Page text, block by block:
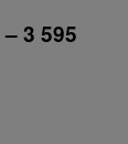
– 3 595